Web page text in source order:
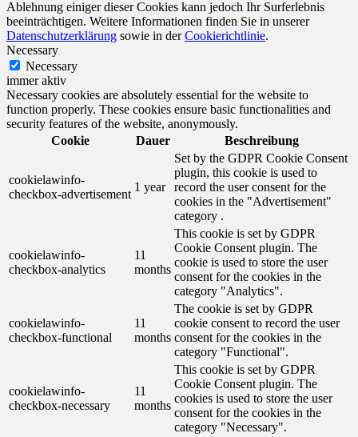
Ablehnung einiger dieser Cookies kann jedoch Ihr Surferlebnis
beeinträchtigen. Weitere Informationen finden Sie in unserer
Datenschutzerklärung sowie in derCookierichtlinie.
Necessary
Necessary
immer aktiv
Necessary cookies are absolutely essential for the website to
function properly. These cookies ensure basic functionalities and
security features of the website, anonymously.
Cookie
Dauer Beschreibung
cookielawinfo-
checkbox-advertisement
1 year
Set by the GDPR Cookie Consent
plugin, this cookie is used to
record the user consent for the
cookies in the "Advertisement"
category .
cookielawinfo-
checkbox-analytics
11
months
This cookie is set by GDPR
Cookie Consent plugin. The
cookie is used to store the user
consent for the cookies in the
category "Analytics".
cookielawinfo-
checkbox-functional
11
months
The cookie is set by GDPR
cookie consent to record the user
consent for the cookies in the
category "Functional".
cookielawinfo-
checkbox-necessary
11
months
This cookie is set by GDPR
Cookie Consent plugin. The
cookies is used to store the user
consent for the cookies in the
category "Necessary".